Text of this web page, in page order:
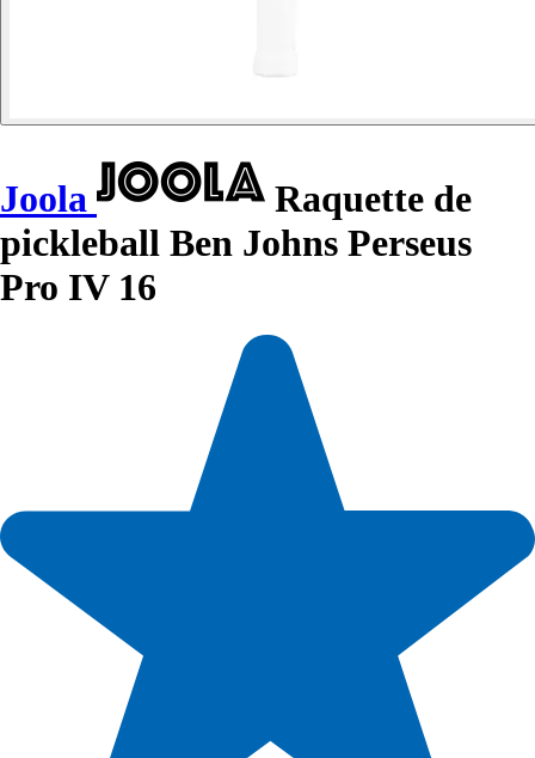
Joola
Raquette de
pickleball Ben Johns Perseus
Pro IV 16